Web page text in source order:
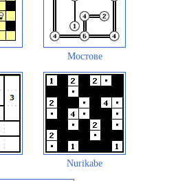
Мостове
Nurikabe